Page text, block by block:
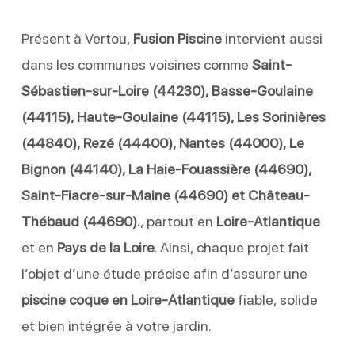
Présent à Vertou, Fusion Piscineintervient aussi
dans les communes voisines comme Saint-
Sébastien-sur-Loire (44230), Basse-Goulaine
(44115), Haute-Goulaine (44115), Les Sorinières
(44840), Rezé (44400), Nantes (44000), Le
Bignon (44140), La Haie-Fouassière (44690),
Saint-Fiacre-sur-Maine (44690) et Château-
Thébaud (44690)., partout en Loire-Atlantique
et en Pays de la Loire. Ainsi, chaque projet fait
l’objet d’une étude précise afin d’assurer une
piscine coque en Loire-Atlantiquefiable, solide
et bien intégrée à votre jardin.